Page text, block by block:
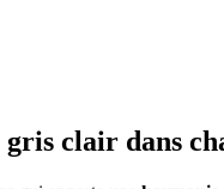
clair dans